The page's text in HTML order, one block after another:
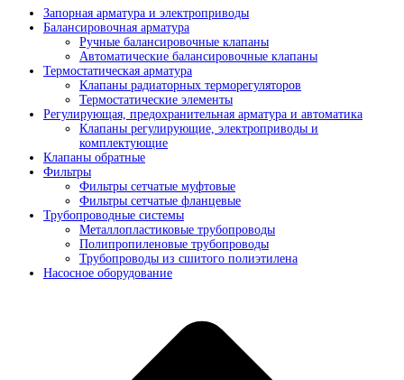
Запорная арматура и электроприводы
Балансировочная арматура
Ручные балансировочные клапаны
Автоматические балансировочные клапаны
Термостатическая арматура
Клапаны радиаторных терморегуляторов
Термостатические элементы
Регулирующая, предохранительная арматура и автоматика
Клапаны регулирующие, электроприводы и
комплектующие
Клапаны обратные
Фильтры
Фильтры сетчатые муфтовые
Фильтры сетчатые фланцевые
Трубопроводные системы
Металлопластиковые трубопроводы
Полипропиленовые трубопроводы
Трубопроводы из сшитого полиэтилена
Насосное оборудование